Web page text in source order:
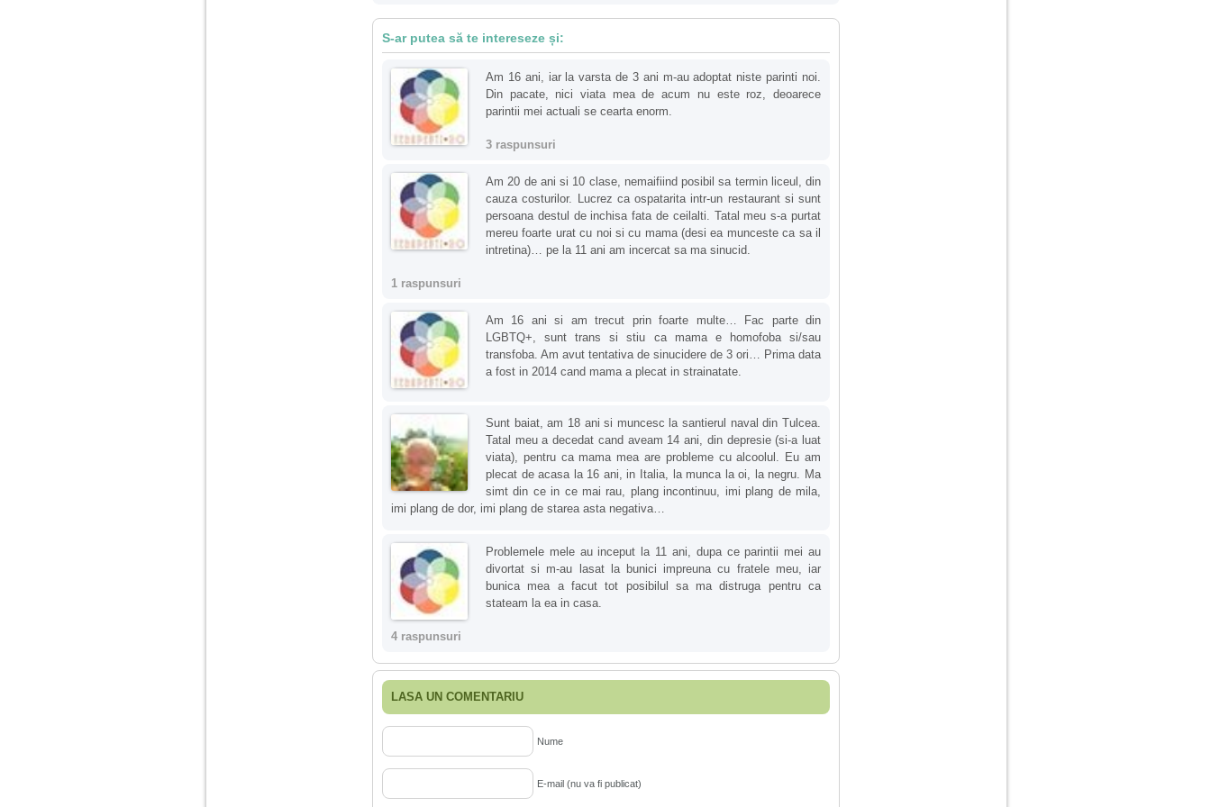
S-ar putea să te intereseze și:
Am 16 ani, iar la varsta de 3 ani m-au adoptat niste parinti noi.
Din pacate, nici viata mea de acum nu este roz, deoarece
parintii mei actuali se cearta enorm.
3 raspunsuri
Am 20 de ani si 10 clase, nemaifiind posibil sa termin liceul, din
cauza costurilor. Lucrez ca ospatarita intr-un restaurant si sunt
persoana destul de inchisa fata de ceilalti. Tatal meu s-a purtat
mereu foarte urat cu noi si cu mama (desi ea munceste ca sa il
intretina)… pe la 11 ani am incercat sa ma sinucid.
1 raspunsuri
Am 16 ani si am trecut prin foarte multe… Fac parte din
LGBTQ+, sunt trans si stiu ca mama e homofoba si/sau
transfoba. Am avut tentativa de sinucidere de 3 ori… Prima data
a fost in 2014 cand mama a plecat in strainatate.
Sunt baiat, am 18 ani si muncesc la santierul naval din Tulcea.
Tatal meu a decedat cand aveam 14 ani, din depresie (si-a luat
viata), pentru ca mama mea are probleme cu alcoolul. Eu am
plecat de acasa la 16 ani, in Italia, la munca la oi, la negru. Ma
simt din ce in ce mai rau, plang incontinuu, imi plang de mila,
imi plang de dor, imi plang de starea asta negativa…
Problemele mele au inceput la 11 ani, dupa ce parintii mei au
divortat si m-au lasat la bunici impreuna cu fratele meu, iar
bunica mea a facut tot posibilul sa ma distruga pentru ca
stateam la ea in casa.
4 raspunsuri
LASA UN COMENTARIU
Nume
E-mail (nu va fi publicat)